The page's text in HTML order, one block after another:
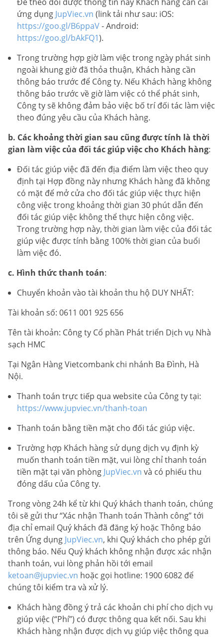
ứng dụng JupViec.vn (link tải như sau: iOS:
https://goo.gl/B6ppaV- Android:
https://goo.gl/bAkFQ1).
Trong trường hợp giờ làm việc trong ngày phát sinh
ngoài khung giờ đã thỏa thuận, Khách hàng cần
thông báo trước để Công ty. Nếu Khách hàng không
thông báo trước về giờ làm việc có thể phát sinh,
Công ty sẽ không đảm bảo việc bố trí đối tác làm việc
theo đúng yêu cầu của Khách hàng.
b. Các khoảng thời gian sau cũng được tính là thời
gian làm việc của đối tác giúp việc cho Khách hàng:
Đối tác giúp việc đã đến địa điểm làm việc theo quy
định tại Hợp đồng này nhưng Khách hàng đã không
có mặt để mở cửa cho đối tác giúp việc thực hiện
công việc trong khoảng thời gian 30 phút dẫn đến
đối tác giúp việc không thể thực hiện công việc.
Trong trường hợp này, thời gian làm việc của đối tác
giúp việc được tính bằng 100% thời gian của buổi
làm việc đó.
c. Hình thức thanh toán:
Chuyển khoản vào tài khoản thu hộ DUY NHẤT:
Tài khoản số: 0611 001 925 656
Tên tài khoản: Công ty Cổ phần Phát triển Dịch vụ Nhà
sạch HMC
Tại Ngân Hàng Vietcombank chi nhánh Ba Đình, Hà
Nội.
Thanh toán trực tiếp qua website của Công ty tại:
https://www.jupviec.vn/thanh-toan
Thanh toán bằng tiền mặt cho đối tác giúp việc.
Trường hợp Khách hàng sử dụng dịch vụ định kỳ
muốn thanh toán tiền mặt, vui lòng chỉ thanh toán
tiền mặt tại văn phòng JupViec.vn và có phiếu thu
đóng dấu của Công ty.
Trong vòng 24h kể từ khi Quý khách thanh toán, chúng
tôi sẽ gửi thư “Xác nhận Thanh toán Thành công” tới
địa chỉ email Quý khách đã đăng ký hoặc Thông báo
trên Ứng dụng JupViec.vn, khi Quý khách cho phép gửi
thông báo. Nếu Quý khách không nhận được xác nhận
thanh toán, vui lòng phản hồi tới email
ketoan@jupviec.vn hoặc gọi hotline: 1900 6082 để
chúng tôi kiểm tra và xử lý.
Khách hàng đồng ý trả các khoản chi phí cho dịch vụ
giúp việc (“Phí”) có được thông qua kết nối. Sau khi
Khách hàng nhận được dịch vụ giúp việc thông qua